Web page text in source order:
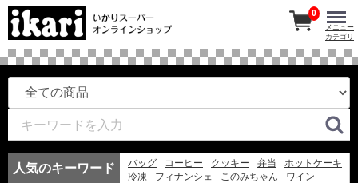
人気のキーワード バッグ コーヒー クッキー 弁当
ホットケーキ
冷凍
フィナンシェ このみちゃん
ワイン
0
メニュー
カテゴリ